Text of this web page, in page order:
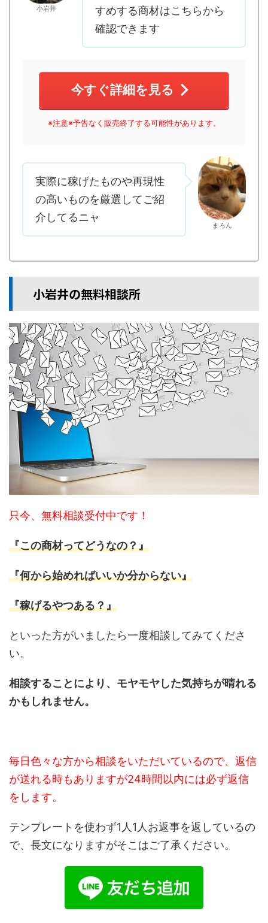
小岩井
すめする商材はこちらから
確認できます
今すぐ詳細を見る
※注意※予告なく販売終了する可能性があります。
実際に稼げたものや再現性
の高いものを厳選してご紹
介してるニャ
まろん
小岩井の無料相談所
只今、無料相談受付中です！
『この商材ってどうなの？』
『何から始めればいいか分からない』
『稼げるやつある？』
といった方がいましたら一度相談してみてくださ
い。
相談することにより、モヤモヤした気持ちが晴れる
かもしれません。
毎日色々な方から相談をいただいているので、返信
が送れる時もありますが24時間以内には必ず返信
をします。
テンプレートを使わず1人1人お返事を返しているの
で、長文になりますがそこはご了承ください。